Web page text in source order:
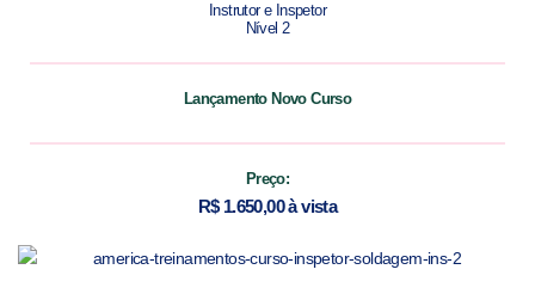
Instrutor e Inspetor
Nível 2
Lançamento Novo Curso
Preço:
R$ 1.650,00 à vista